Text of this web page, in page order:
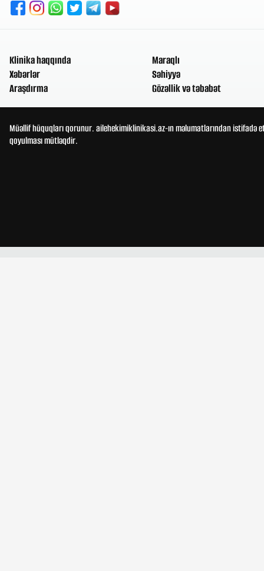
Klinika haqqında
Xəbərlər
Araşdırma
Maraqlı
Səhiyyə
Gözəllik və təbabət
Müəllif hüquqları qorunur. ailehekimiklinikasi.az-ın məlumatlarından
qoyulması mütləqdir.